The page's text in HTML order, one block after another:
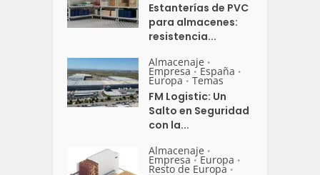
Estanterías de PVC
para almacenes:
resistencia...
Almacenaje •
Empresa • España •
Europa • Temas
FM Logistic: Un
Salto en Seguridad
con la...
Almacenaje •
Empresa • Europa •
Resto de Europa •